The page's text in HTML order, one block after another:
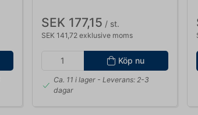
SEK 177,15 / st.
SEK 141,72 exklusive moms
Köp nu
Ca. 11 i lager- Leverans: 2-3
dagar